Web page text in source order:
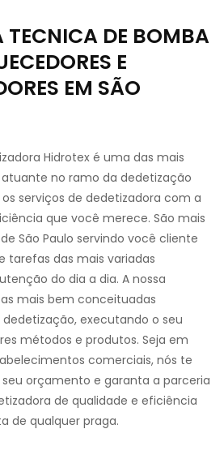
TECNICA DE BOMBA
E
EM SÃO
Hidrotex é uma das mais
no ramo da dedetização
os serviços de dedetizadora com a
que você merece. São mais
São Paulo servindo você cliente
tarefas das mais variadas
do dia a dia. A nossa
mais bem conceituadas
executando o seu
métodos e produtos. Seja em
comerciais, nós te
orçamento e garanta a parceria
de qualidade e eficiência
de qualquer praga.